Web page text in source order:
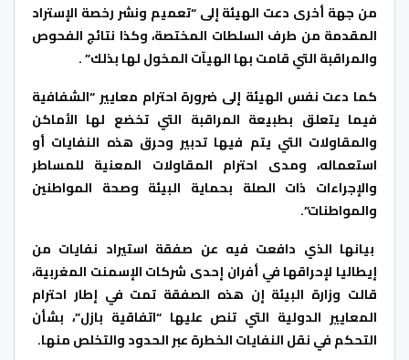
من جهة أخرى دعت الهيئة إلى “تعميم ونشر رخصة الإستراد
المقدمة من طرف السلطات المختصة، وكذا نتائج الفحوص
والمراقبة التي قامت بها الهيآت المخول لها بذلك” .
كما دعت نفس الهيئة إلى ضرورة احترام معايير “الشفافية
فيما يتعلق بطبيعة المراقبة التي تخضع لها الأماكن
والمقاولات التي يتم فيها تدبير وحرق هذه النفايات أو
استعماله، ومدى احترام المقاولات المعنية للمساطر
والإجراءات ذات الصلة بحماية البيئة وصحة المواطنين
والمواطنات”.
بيانها الذي دافعت فيه عن صفقة استيراد نفايات من
إيطاليا لإحراقها في أفران إحدى شركات الإسمنت المغربية،
قالت وزارة البيئة إن هذه الصفقة تمت في إطار احترام
المعايير الدولية التي تنص عليها “اتفاقية بازل”، بشأن
التحكم في نقل النفايات الخطرة عبر الحدود والتخلص منها.